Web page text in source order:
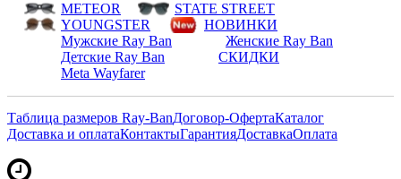
METEOR
STATE STREET
YOUNGSTER
НОВИНКИ
Мужские Ray Ban
Женские Ray Ban
Детские Ray Ban
СКИДКИ
Meta Wayfarer
Таблица размеров Ray-BanДоговор-ОфертаКаталог
Доставка и оплатаКонтактыГарантияДоставкаОплата